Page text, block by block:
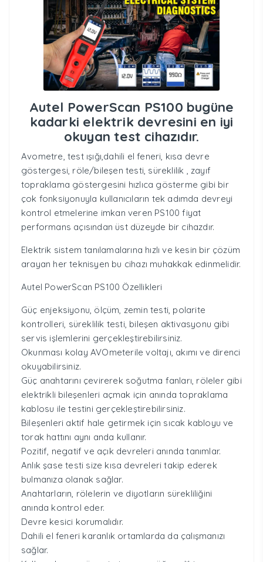
Autel PowerScan PS100 bugüne
kadarki elektrik devresini en iyi
okuyan test cihazıdır.
Avometre, test ışığı,dahili el feneri, kısa devre
göstergesi, röle/bileşen testi, süreklilik , zayıf
topraklama göstergesini hızlıca gösterme gibi bir
çok fonksiyonuyla kullanıcıların tek adımda devreyi
kontrol etmelerine imkan veren PS100 fiyat
performans açısından üst düzeyde bir cihazdır.
Elektrik sistem tanılamalarına hızlı ve kesin bir çözüm
arayan her teknisyen bu cihazı muhakkak edinmelidir.
Autel PowerScan PS100 Özellikleri
Güç enjeksiyonu, ölçüm, zemin testi, polarite
kontrolleri, süreklilik testi, bileşen aktivasyonu gibi
servis işlemlerini gerçekleştirebilirsiniz.
Okunması kolay AVOmeterile voltajı, akımı ve direnci
okuyabilirsiniz.
Güç anahtarını çevirerek soğutma fanları, röleler gibi
elektrikli bileşenleri açmak için anında topraklama
kablosu ile testini gerçekleştirebilirsiniz.
Bileşenleri aktif hale getirmek için sıcak kabloyu ve
torak hattını aynı anda kullanır.
Pozitif, negatif ve açık devreleri anında tanımlar.
Anlık şase testi size kısa devreleri takip ederek
bulmanıza olanak sağlar.
Anahtarların, rölelerin ve diyotların sürekliliğini
anında kontrol eder.
Devre kesici korumalıdır.
Dahili el feneri karanlık ortamlarda da çalışmanızı
sağlar.